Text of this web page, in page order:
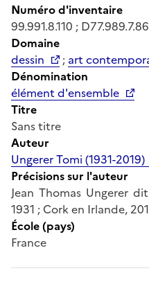
Numéro d'inventaire
99.991.8.110 ; D77.989.7.86
Domaine
dessin
; art
Dénomination
élément d'ensemble
Titre
Sans titre
Auteur
Ungerer Tomi (1931-2019)
Précisions sur l'auteur
Jean Thomas Ungerer
1931 ; Cork en Irlande,
École (pays)
France